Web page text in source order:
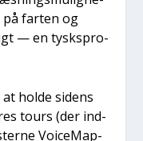
far­ten og
— en tysk­spro­
hol­de sidens
tours (der ind­
Voi­ce­Map-